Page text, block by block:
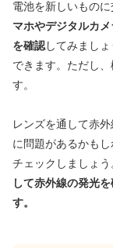
電池を新しいもの
マホやデジタルカ
を確認 してみまし
できます。ただし
す。
レンズを通して赤
に問題があるかも
チェックしましょう
して赤外線の発光
す。